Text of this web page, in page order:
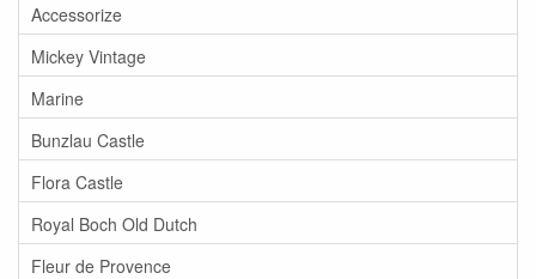
Accessorize
Mickey Vintage
Marine
Bunzlau Castle
Flora Castle
Royal Boch Old Dutch
Fleur de Provence